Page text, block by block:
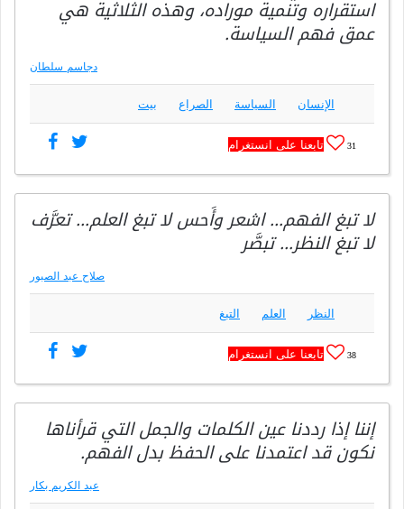
استقراره وتنمية موراده، وهذه الثلاثية هي
عمق فهم السياسة.
دجاسم سلطان
الإنسان السياسة الصراع بيت
31 تابعنا على انستغرام
لا تبغ الفهم… اشعر وأَحس لا تبغ العلم… تعرَّف
لا تبغ النظر… تبصَّر
صلاح عبد الصبور
النظر العلم التبغ
38 تابعنا على انستغرام
إننا إذا رددنا عين الكلمات والجمل التي قرأناها
نكون قد اعتمدنا على الحفظ بدل الفهم.
عبد الكريم بكار